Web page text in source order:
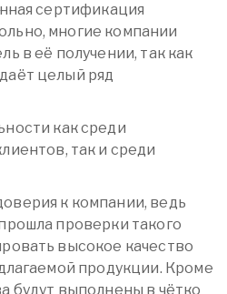
сертификация
многие компании
в её получении, так как
целый ряд
как среди
так и среди
к компании, ведь
проверки такого
высокое качество
продукции. Кроме
будут выполнены в чётко